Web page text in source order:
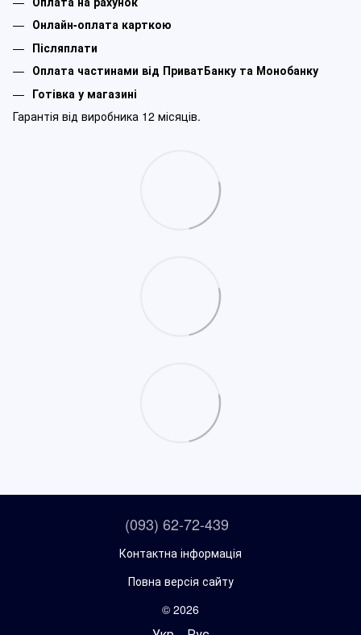
Онлайн-оплата карткою
Післяплати
Оплата частинами від ПриватБанку та Монобанку
Готівка у магазині
Гарантія від виробника 12 місяців.
(093) 62-72-439
Контактна інформація
Повна версія сайту
© 2026